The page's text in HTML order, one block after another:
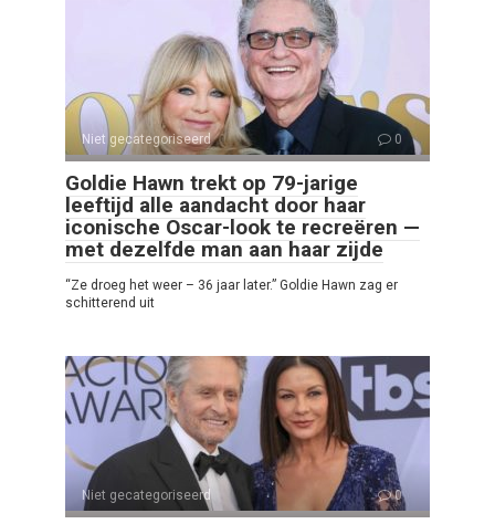
Niet gecategoriseerd 0
Goldie Hawn trekt op 79-jarige
leeftijd alle aandacht door haar
iconische Oscar-look te recreëren —
met dezelfde man aan haar zijde
“Ze droeg het weer – 36 jaar later.” Goldie Hawn zag er
schitterend uit
Niet gecategoriseerd 0